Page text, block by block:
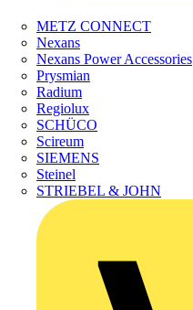
METZ CONNECT
Nexans
Nexans Power Accessories
Prysmian
Radium
Regiolux
SCHÜCO
Scireum
SIEMENS
Steinel
STRIEBEL & JOHN